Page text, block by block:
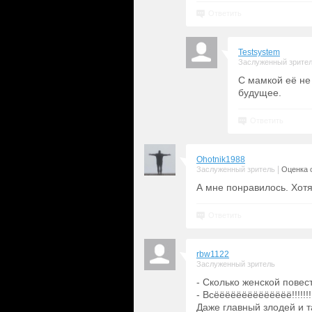
Testsystem
Заслуженный
С мамкой её не
будущее.
Ohotnik1988
Заслуженный зритель Оценка
А мне понравилось.
rbw1122
Заслуженный зритель
- Сколько женской
-
Даже главный злодей и